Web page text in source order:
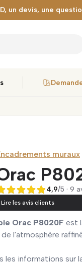
un devis, une
muraux
4,9 sur 5
4,9/5 · 9
Lire les avis clients
Orac P8020F est
l'atmosphère
les informations sur